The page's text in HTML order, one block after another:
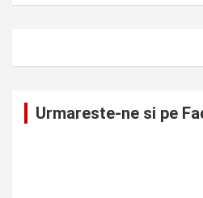
Urmareste-ne si pe